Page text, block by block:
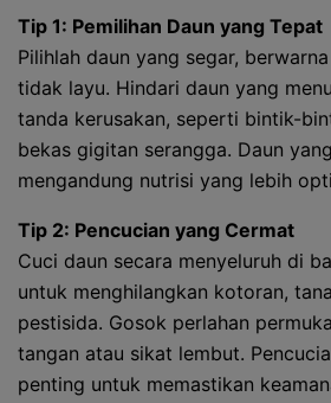
Tip 1: Pemilihan Daun yang Tepat
Pilihlah daun yang segar,
tidak layu. Hindari daun yang
tanda kerusakan, seperti bintik-
bekas gigitan serangga. Daun
mengandung nutrisi yang lebih
Tip 2: Pencucian yang Cermat
Cuci daun secara menyeluruh di
untuk menghilangkan kotoran,
pestisida. Gosok perlahan
tangan atau sikat lembut.
penting untuk memastikan